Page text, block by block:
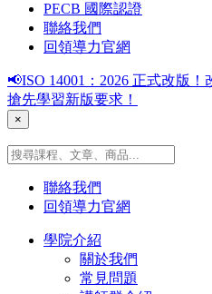
PECB 國際認證
聯絡我們
回領導力官網
📢ISO 14001：2026 正式改版
搶先學習新版要求！
×
聯絡我們
回領導力官網
學院介紹
關於我們
常見問題